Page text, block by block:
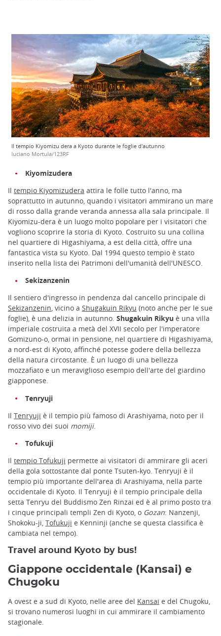
Il tempio Kiyomizu dera a Kyoto durante le foglie d'autunno
luciano Mortula/123RF
Kiyomizudera
Il tempio Kiyomizudera attira le folle tutto l'anno, ma
soprattutto in autunno, quando i visitatori ammirano un mare
di rosso dalla grande veranda annessa alla sala principale. Il
Kiyomizu-dera è un luogo molto popolare per i visitatori che
vogliono scoprire la storia di Kyoto. Costruito su una collina
nel quartiere di Higashiyama, a est della città, offre una
fantastica vista su Kyoto. Dal 1994 questo tempio è stato
inserito nella lista dei Patrimoni dell'umanità dell'UNESCO.
Sekizanzenin
Il sentiero d'ingresso in pendenza dal cancello principale di
Sekizanzenin, vicino a Shugakuin Rikyu (noto anche per le sue
foglie), è una delizia in autunno. Shugakuin Rikyu è una villa
imperiale costruita a metà del XVII secolo per l'imperatore
Gomizuno-o, ormai in pensione, nel quartiere di Higashiyama,
a nord-est di Kyoto, affinché potesse godere della bellezza
della natura circostante. È un luogo di una bellezza
mozzafiato e un meraviglioso esempio dell'arte del giardino
giapponese.
Tenryuji
Il Tenryuji è il tempio più famoso di Arashiyama, noto per il
rosso vivo dei suoi momiji.
Tofukuji
Il tempio Tofukuji permette ai visitatori di ammirare gli aceri
della gola sottostante dal ponte Tsuten-kyo. Tenryuji è il
tempio più importante dell'area di Arashiyama, nella parte
occidentale di Kyoto. Il Tenryuji è il tempio principale della
setta Tenryu del Buddismo Zen Rinzai ed è al primo posto tra
i cinque principali templi Zen di Kyoto, o Gozan: Nanzenji,
Shokoku-ji, Tofukuji e Kenninji (anche se questa classifica è
cambiata nel tempo).
Travel around Kyoto by bus!
Giappone occidentale (Kansai) e
Chugoku
A ovest e a sud di Kyoto, nelle aree del Kansai e del Chugoku,
si trovano numerosi luoghi in cui ammirare il cambiamento
stagionale.